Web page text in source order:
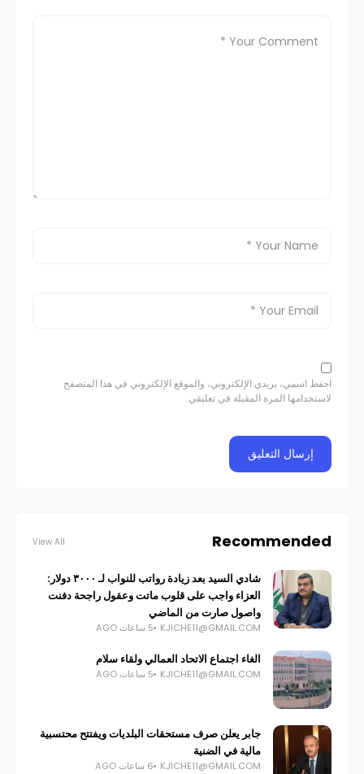
احفظ اسمي، بريدي الإلكتروني، والموقع الإلكتروني في هذا المتصفح
لاستخدامها المرة المقبلة في تعليقي.
Recommended
View All
شادي السيد بعد زيادة رواتب للنواب لـ ٣٠٠٠ دولار:
العزاء واجب على قلوب ماتت وعقول راجحة دفنت
واصول صارت من الماضي
KJICHE11@GMAIL.COM 5 ساعات AGO
الغاء اجتماع الاتحاد العمالي ولقاء سلام
KJICHE11@GMAIL.COM 5 ساعات AGO
جابر يعلن صرف مستحقات البلديات ويفتتح محتسبية
مالية في الضنية
KJICHE11@GMAIL.COM 6 ساعات AGO